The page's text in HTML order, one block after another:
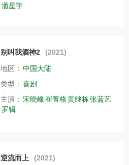
潘星宇
别叫我酒神2 (2021)
地区： 中国大陆
类型： 喜剧
主演： 宋晓峰崔菁格黄继栋张蓝艺
罗辑
逆流而上 (2021)